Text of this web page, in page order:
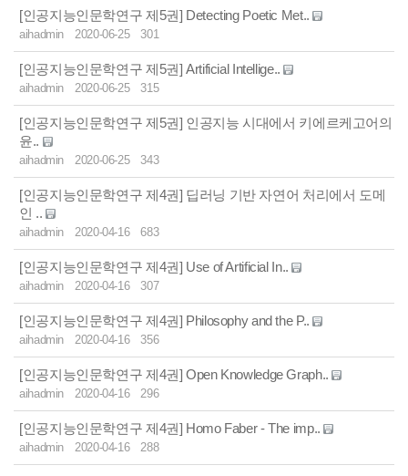
[인공지능인문학연구 제5권] Detecting Poetic Met..
aihadmin 2020-06-25 301
[인공지능인문학연구 제5권] Artificial Intellige..
aihadmin 2020-06-25 315
[인공지능인문학연구 제5권] 인공지능 시대에서 키에르케고어의
윤..
aihadmin 2020-06-25 343
[인공지능인문학연구 제4권] 딥러닝 기반 자연어 처리에서 도메
인 ..
aihadmin 2020-04-16 683
[인공지능인문학연구 제4권] Use of Artificial In..
aihadmin 2020-04-16 307
[인공지능인문학연구 제4권] Philosophy and the P..
aihadmin 2020-04-16 356
[인공지능인문학연구 제4권] Open Knowledge Graph..
aihadmin 2020-04-16 296
[인공지능인문학연구 제4권] Homo Faber - The imp..
aihadmin 2020-04-16 288